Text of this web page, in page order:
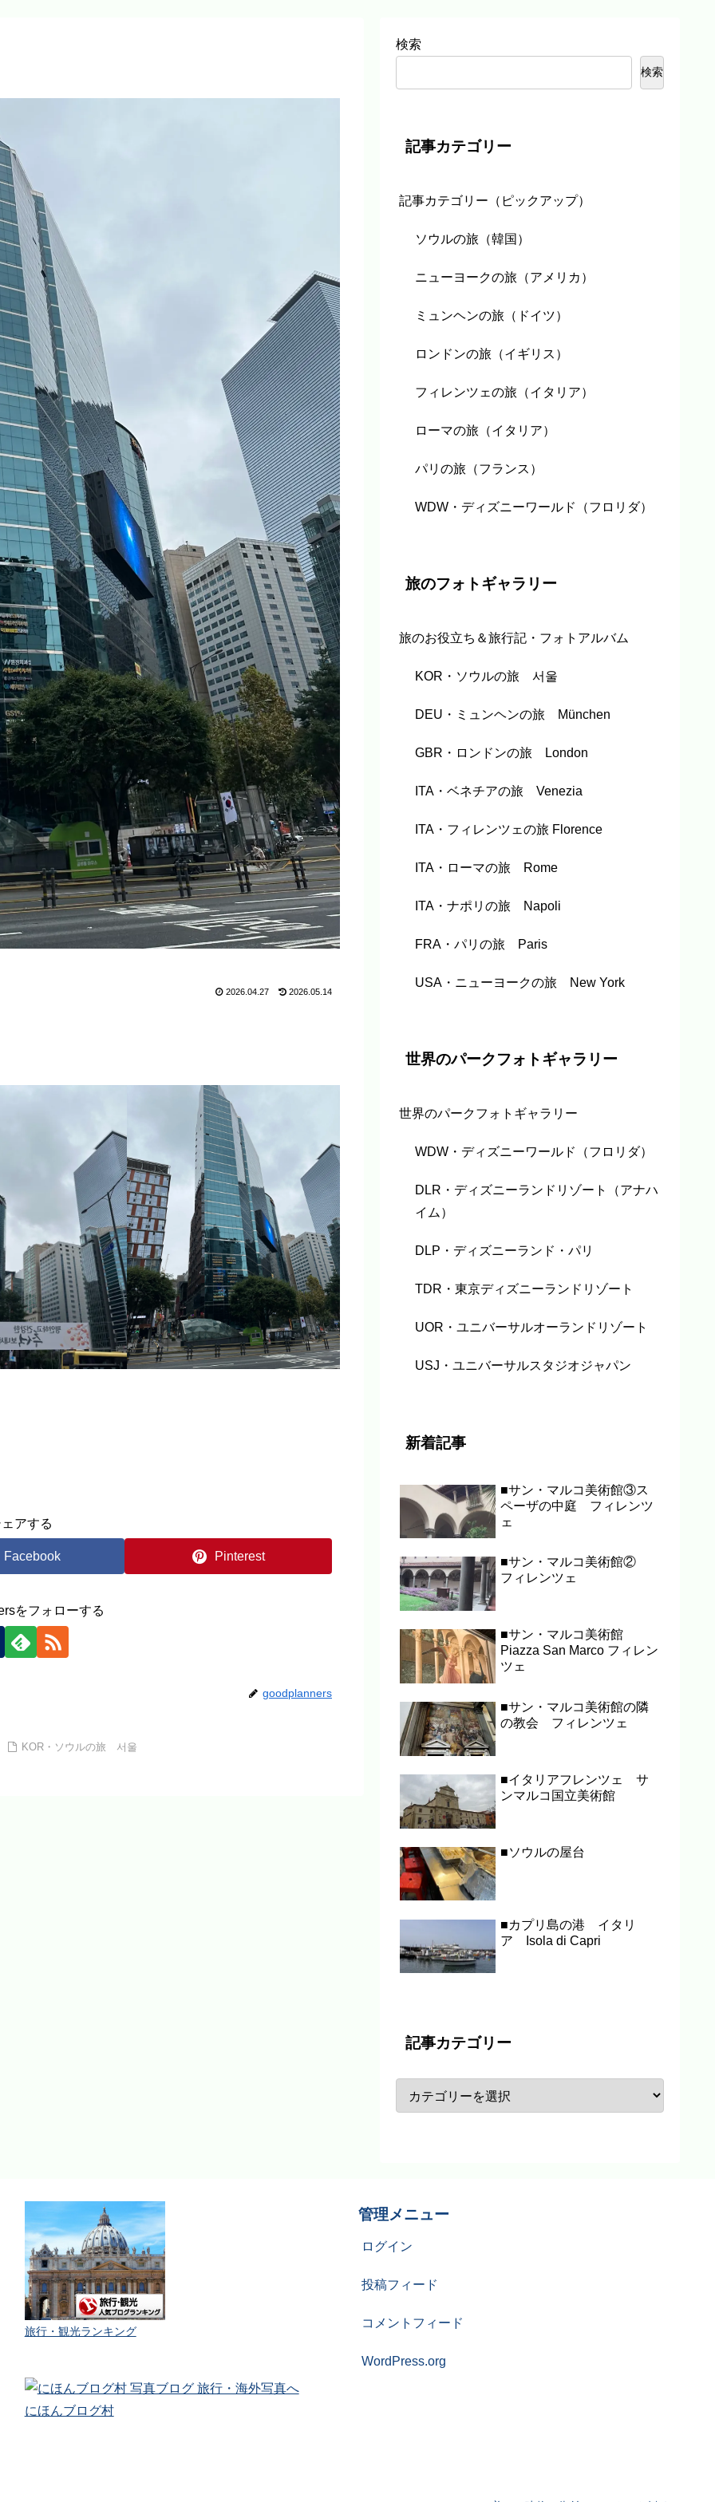
2026.04.27 2026.05.14
アする
Facebook Pinterest
をフォローする
goodplanners
KOR・ソウルの旅 서울
検索
検索
記事カテゴリー
記事カテゴリー（ピックアップ）
ソウルの旅（韓国）
ニューヨークの旅（アメリカ）
ミュンヘンの旅（ドイツ）
ロンドンの旅（イギリス）
フィレンツェの旅（イタリア）
ローマの旅（イタリア）
パリの旅（フランス）
WDW・ディズニーワールド（フロリダ）
旅のフォトギャラリー
旅のお役立ち＆旅行記・フォトアルバム
KOR・ソウルの旅 서울
DEU・ミュンヘンの旅 München
GBR・ロンドンの旅 London
ITA・ベネチアの旅 Venezia
ITA・フィレンツェの旅 Florence
ITA・ローマの旅 Rome
ITA・ナポリの旅 Napoli
FRA・パリの旅 Paris
USA・ニューヨークの旅 New York
世界のパークフォトギャラリー
世界のパークフォトギャラリー
WDW・ディズニーワールド（フロリダ）
DLR・ディズニーランドリゾート（アナハ
イム）
DLP・ディズニーランド・パリ
TDR・東京ディズニーランドリゾート
UOR・ユニバーサルオーランドリゾート
USJ・ユニバーサルスタジオジャパン
新着記事
■サン・マルコ美術館③ス
ペーザの中庭 フィレンツ
ェ
■サン・マルコ美術館②
フィレンツェ
■サン・マルコ美術館
Piazza San Marco フィレン
ツェ
■サン・マルコ美術館の隣
の教会 フィレンツェ
■イタリアフレンツェ サ
ンマルコ国立美術館
■ソウルの屋台
■カプリ島の港 イタリ
ア Isola di Capri
記事カテゴリー
旅行・観光ランキング
にほんブログ村
管理メニュー
ログイン
投稿フィード
コメントフィード
WordPress.org